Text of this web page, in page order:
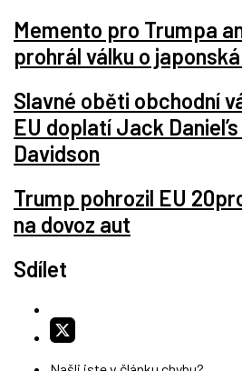
Memento pro Trumpa
prohrál válku o
Slavné oběti obchodní
EU doplatí Jack
Davidson
Trump pohrozil EU
na dovoz aut
Sdílet